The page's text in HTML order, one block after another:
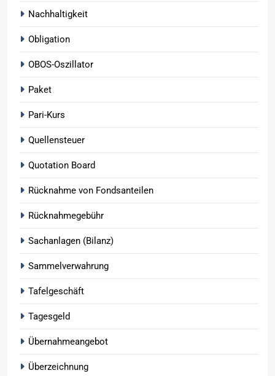
Nachhaltigkeit
Obligation
OBOS-Oszillator
Paket
Pari-Kurs
Quellensteuer
Quotation Board
Rücknahme von Fondsanteilen
Rücknahmegebühr
Sachanlagen (Bilanz)
Sammelverwahrung
Tafelgeschäft
Tagesgeld
Übernahmeangebot
Überzeichnung